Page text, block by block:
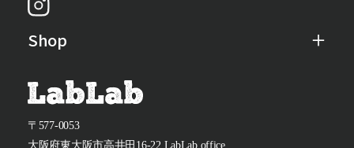
Shop
〒577-0053
大阪府東大阪市高井田16-22 LabLab office